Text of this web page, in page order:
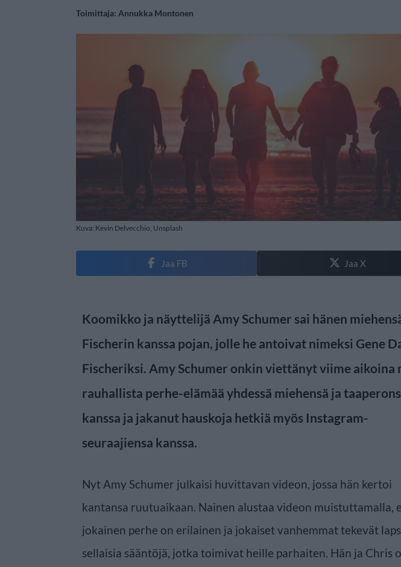
Toimittaja: Annukka Montonen
Kuva: Kevin Delvecchio, Unsplash
Jaa FB Jaa X
Koomikko ja näyttelijä Amy Schumer sai hänen
Fischerin kanssa pojan, jolle he antoivat nimeksi Gene
Fischeriksi. Amy Schumer onkin viettänyt viime aikoina
rauhallista perhe-elämää yhdessä miehensä ja
kanssa ja jakanut hauskoja hetkiä myös Instagram-
seuraajiensa kanssa.
Nyt Amy Schumer julkaisi huvittavan videon, jossa hän kertoi
kantansa ruutuaikaan. Nainen alustaa videon muistuttamalla,
jokainen perhe on erilainen ja jokaiset vanhemmat tekevät
sellaisia sääntöjä, jotka toimivat heille parhaiten. Hän ja Chris